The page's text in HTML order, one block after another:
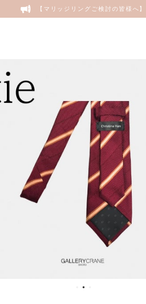
【マリッジリングご検討の皆様へ】